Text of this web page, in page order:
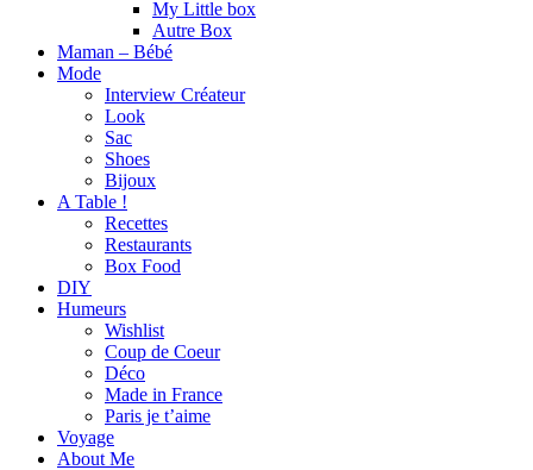
My Little box
Autre Box
Maman – Bébé
Mode
Interview Créateur
Look
Sac
Shoes
Bijoux
A Table !
Recettes
Restaurants
Box Food
DIY
Humeurs
Wishlist
Coup de Coeur
Déco
Made in France
Paris je t’aime
Voyage
About Me